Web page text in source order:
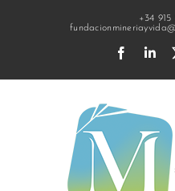
+34 915